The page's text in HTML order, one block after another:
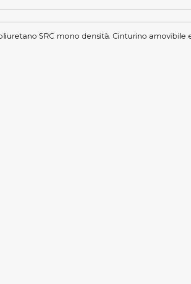
SRC mono densità. Cinturino amovibile